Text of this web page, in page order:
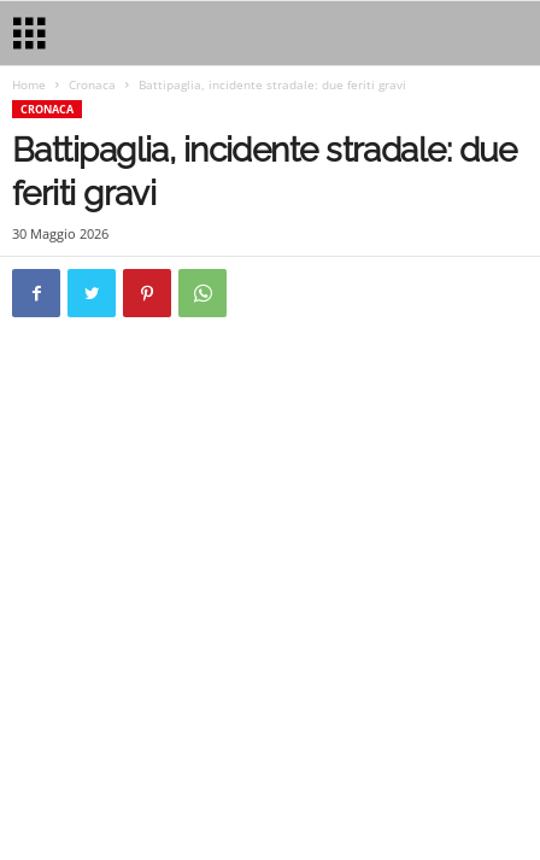
Home Cronaca Battipaglia, incidente stradale: due feriti gravi
CRONACA
Battipaglia, incidente stradale: due
feriti gravi
30 Maggio 2026